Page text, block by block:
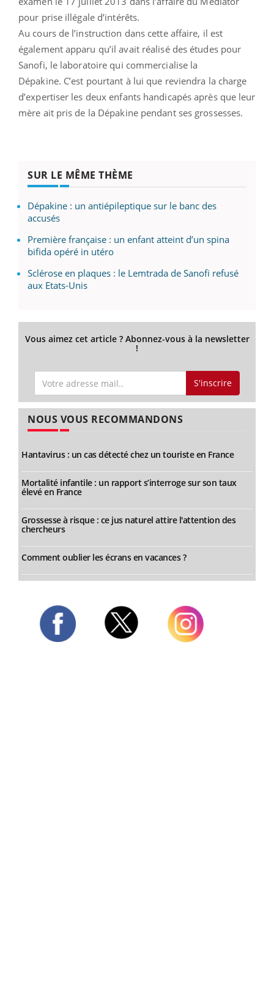
pour prise illégale d’intérêts.
Au cours de l’instruction dans cette affaire, il est
également apparu qu’il avait réalisé des études pour
Sanofi, le laboratoire qui commercialise la
Dépakine. C’est pourtant à lui que reviendra la charge
d’expertiser les deux enfants handicapés après que leur
mère ait pris de la Dépakine pendant ses grossesses.
SUR LE MÊME THÈME
Dépakine : un antiépileptique sur le banc des
accusés
Première française : un enfant atteint d’un spina
bifida opéré in utéro
Sclérose en plaques : le Lemtrada de Sanofi refusé
aux Etats-Unis
Vous aimez cet article ? Abonnez-vous à la newsletter
!
S'inscrire
NOUS VOUS RECOMMANDONS
Hantavirus : un cas détecté chez un touriste en France
Mortalité infantile : un rapport s’interroge sur son taux
élevé en France
Grossesse à risque : ce jus naturel attire l'attention des
chercheurs
Comment oublier les écrans en vacances ?